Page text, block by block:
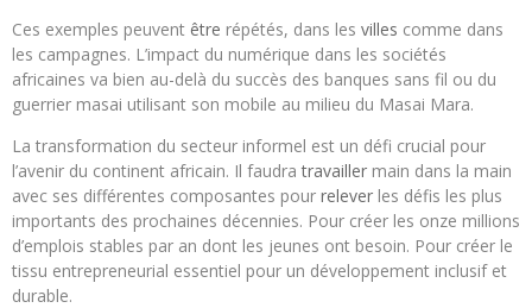
Ces exemples peuvent être répétés, dans les villes comme dans
les campagnes. L’impact du numérique dans les sociétés
africaines va bien au-delà du succès des banques sans fil ou du
guerrier masai utilisant son mobile au milieu du Masai Mara.
La transformation du secteur informel est un défi crucial pour
l’avenir du continent africain. Il faudratravailler main dans la main
avec ses différentes composantes pour relever les défis les plus
importants des prochaines décennies. Pour créer les onze millions
d’emplois stables par an dont les jeunes ont besoin. Pour créer le
tissu entrepreneurial essentiel pour un développement inclusif et
durable.